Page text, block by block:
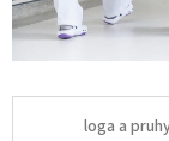
loga a